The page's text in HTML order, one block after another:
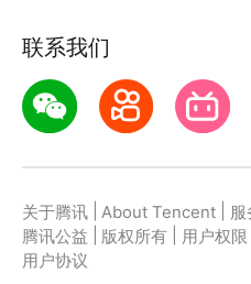
=&gt;情侣语音视频
情侣间一对一的语音聊天和
见。
另一伴只要打开过情侣我
模式时，也能知道其所在位
联系我们
关于腾讯 About Tencent 服
腾讯公益
版权所有 用户权限
用户协议